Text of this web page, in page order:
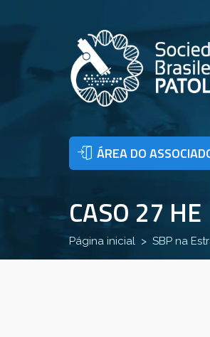
ÁREA DO
CASO 27 HE
Página inicial SBP na